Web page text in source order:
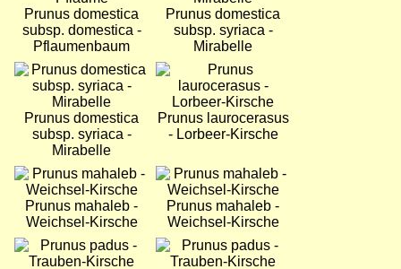
Prunus domestica
subsp. domestica -
Pflaumenbaum
Prunus domestica
subsp. syriaca -
Mirabelle
Bild
Prunus domestica
subsp. syriaca -
Mirabelle
Bild
Prunus laurocerasus
- Lorbeer-Kirsche
Bild
Prunus mahaleb -
Weichsel-Kirsche
Bild
Prunus mahaleb -
Weichsel-Kirsche
Bild
Bild